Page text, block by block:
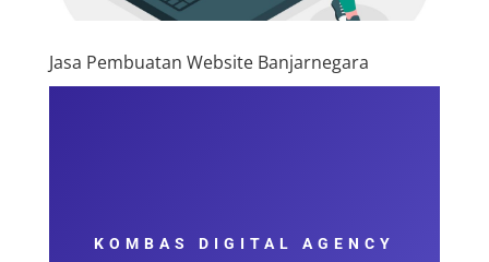
Jasa Pembuatan Website Banjarnegara
KOMBAS DIGITAL AGENCY